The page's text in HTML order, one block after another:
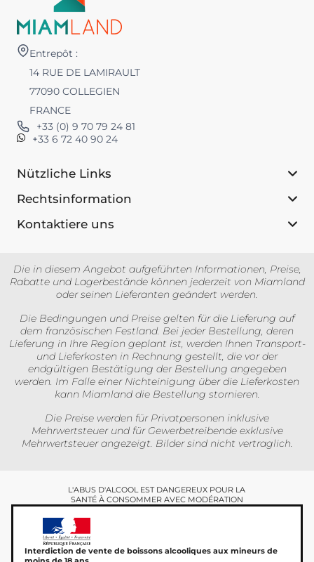
Entrepôt :
14 RUE DE LAMIRAULT
77090 COLLEGIEN
FRANCE
+33 (0) 9 70 79 24 81
+33 6 72 40 90 24
Nützliche Links
Rechtsinformation
Kontaktiere uns
Die in diesem Angebot aufgeführten Informationen, Preise,
Rabatte und Lagerbestände können jederzeit von Miamland
oder seinen Lieferanten geändert werden.
Die Bedingungen und Preise gelten für die Lieferung auf
dem französischen Festland. Bei jeder Bestellung, deren
Lieferung in Ihre Region geplant ist, werden Ihnen Transport-
und Lieferkosten in Rechnung gestellt, die vor der
endgültigen Bestätigung der Bestellung angegeben
werden. Im Falle einer Nichteinigung über die Lieferkosten
kann Miamland die Bestellung stornieren.
Die Preise werden für Privatpersonen inklusive
Mehrwertsteuer und für Gewerbetreibende exklusive
Mehrwertsteuer angezeigt. Bilder sind nicht vertraglich.
L'ABUS D'ALCOOL EST DANGEREUX POUR LA
SANTÉ À CONSOMMER AVEC MODÉRATION
Interdiction de vente de boissons alcooliques aux mineurs de